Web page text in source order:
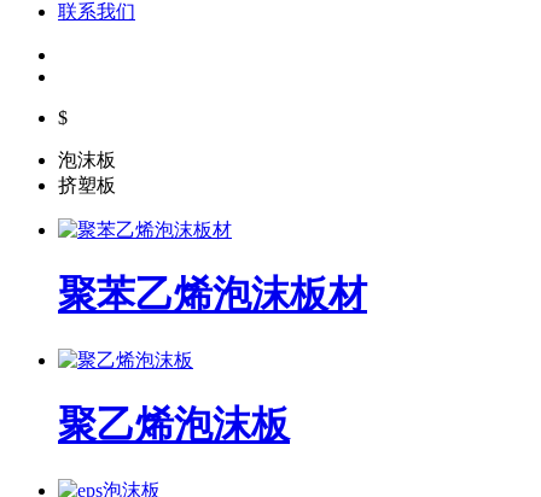
联系我们
$
泡沫板
挤塑板
聚苯乙烯泡沫板材
聚乙烯泡沫板